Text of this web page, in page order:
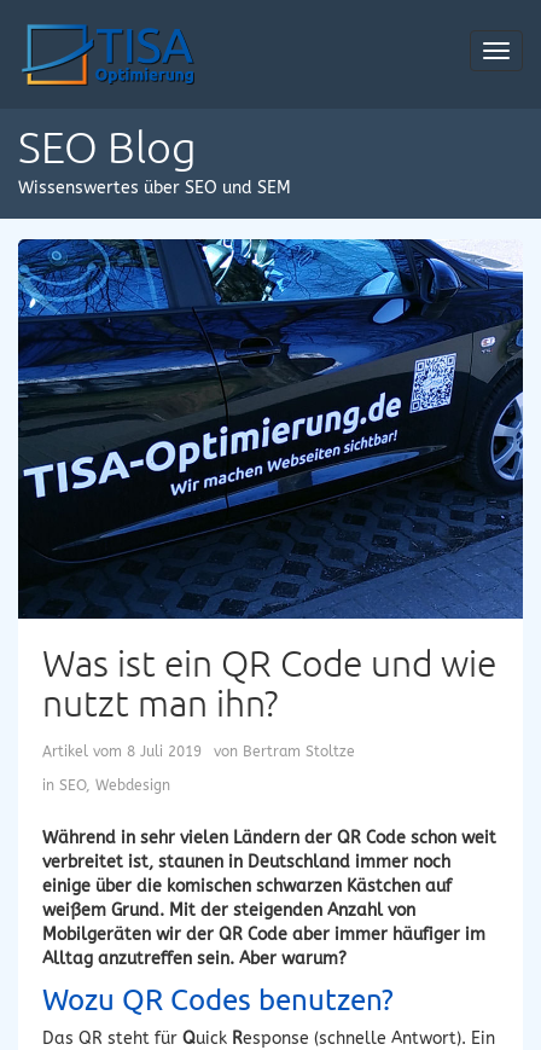
SEO Blog
Wissenswertes über SEO und SEM
Was ist ein QR Code und wie
nutzt man ihn?
Artikel vom 8 Juli 2019 von Bertram Stoltze
in SEO, Webdesign
Während in sehr vielen Ländern der QR Code schon weit
verbreitet ist, staunen in Deutschland immer noch
einige über die komischen schwarzen Kästchen auf
weißem Grund. Mit der steigenden Anzahl von
Mobilgeräten wir der QR Code aber immer häufiger im
Alltag anzutreffen sein. Aber warum?
Wozu QR Codes benutzen?
Das QR steht für Quick Response (schnelle Antwort). Ein